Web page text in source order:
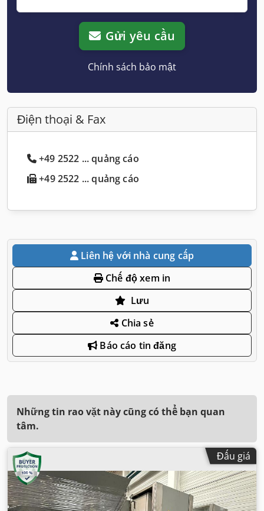
Gửi yêu cầu
Chính sách bảo mật
Điện thoại & Fax
+49 2522 ... quảng cáo
+49 2522 ... quảng cáo
Liên hệ với nhà cung cấp
Chế độ xem in
Lưu
Chia sẻ
Báo cáo tin đăng
Những tin rao vặt này cũng có thể bạn quan
tâm.
Đấu giá